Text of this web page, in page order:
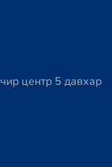
центр 5 давхар